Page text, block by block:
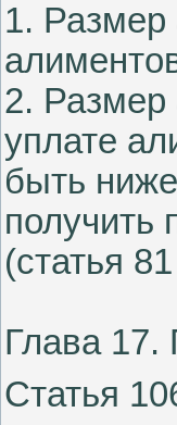
1. Размер
2. Размер
уплате
быть
получить
(статья
Глава
Статья